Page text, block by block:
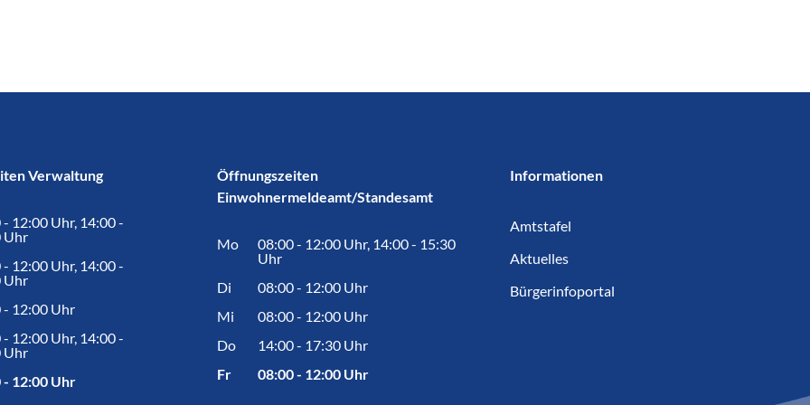
Verwaltung
- 12:00 Uhr, 14:00 -
Uhr
- 12:00 Uhr, 14:00 -
Uhr
- 12:00 Uhr
- 12:00 Uhr, 14:00 -
Uhr
- 12:00 Uhr
Öffnungszeiten
Einwohnermeldeamt/Standesamt
Mo
08:00 - 12:00 Uhr, 14:00 - 15:30
Uhr
Di
08:00 - 12:00 Uhr
Mi
08:00 - 12:00 Uhr
Do
14:00 - 17:30 Uhr
Fr
08:00 - 12:00 Uhr
Informationen
Amtstafel
Aktuelles
Bürgerinfoportal